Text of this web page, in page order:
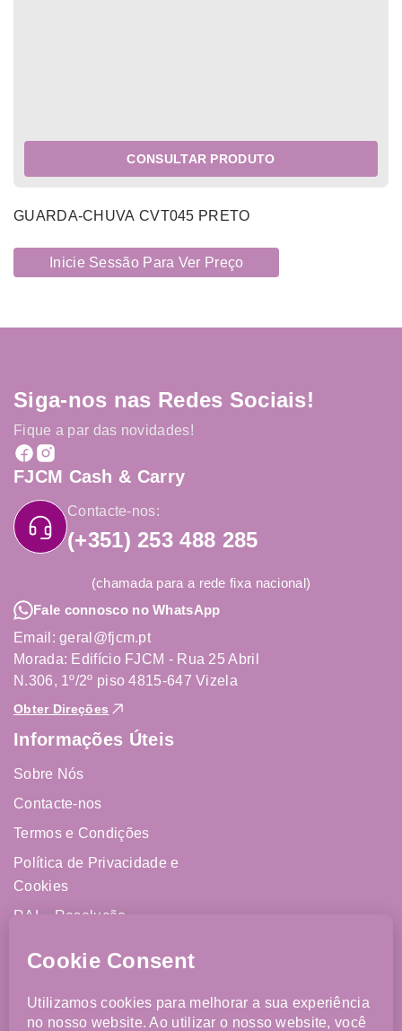
CONSULTAR PRODUTO
GUARDA-CHUVA CVT045 PRETO
Inicie Sessão Para Ver Preço
Siga-nos nas Redes Sociais!
Fique a par das novidades!
FJCM Cash & Carry
Contacte-nos:
(+351) 253 488 285
(chamada para a rede fixa nacional)
Fale connosco no WhatsApp
Email: geral@fjcm.pt
Morada: Edifício FJCM - Rua 25 Abril
N.306, 1º/2º piso 4815-647 Vizela
Obter Direções
Informações Úteis
Sobre Nós
Contacte-nos
Termos e Condições
Política de Privacidade e
Cookies
RAL - Resolução
Livro de Reclamações